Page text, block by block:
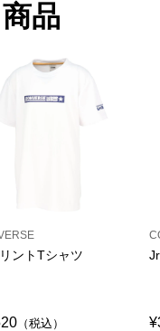
品
ントTシャツ
（税込）